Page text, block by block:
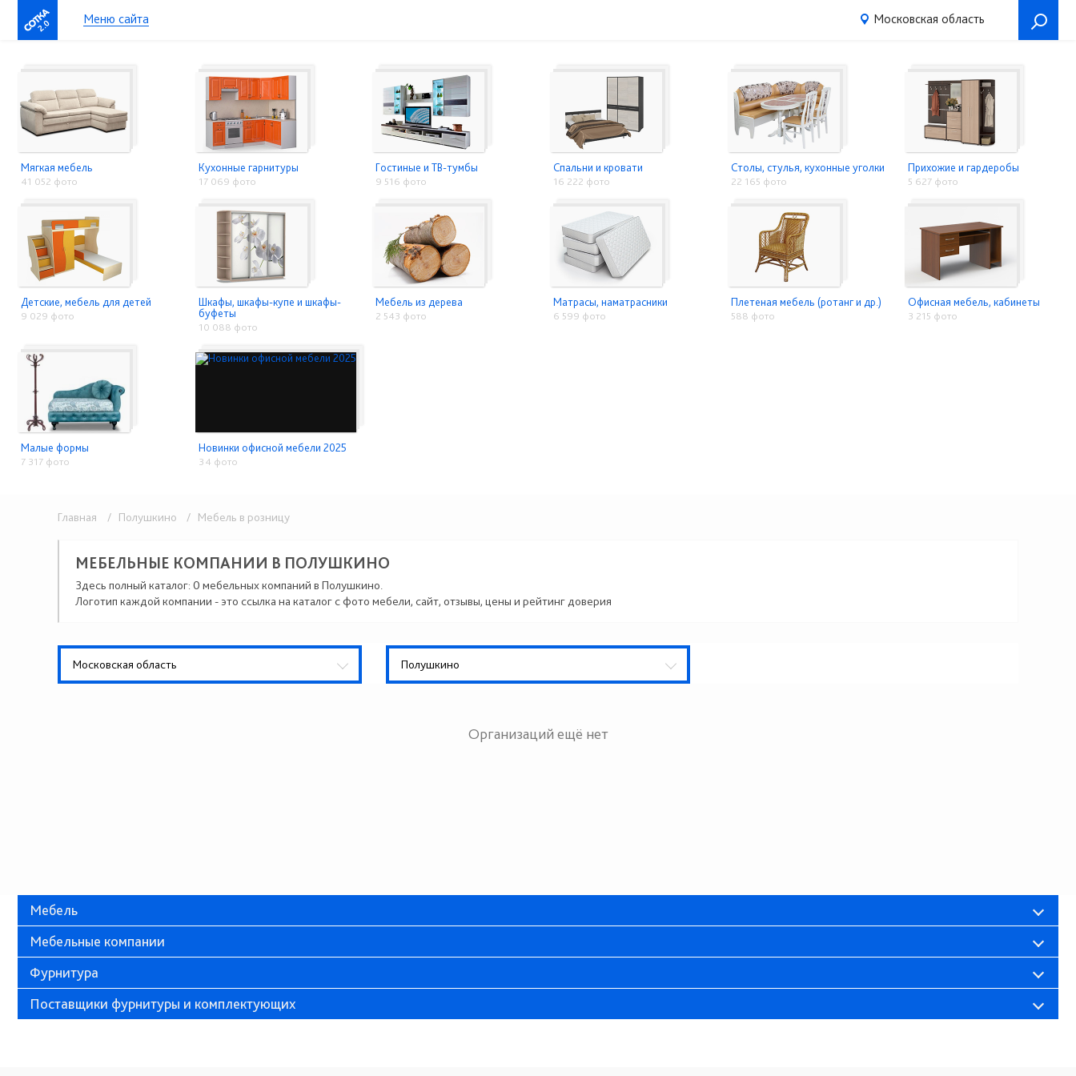
2.0 Меню сайта Московская область
Мягкая мебель
41 052 фото
Кухонные гарнитуры
17 069 фото
Гостиные и ТВ-тумбы
9 516 фото
Спальни и кровати
16 222 фото
Столы, стулья, кухонные уголки
22 165 фото
Прихожие и гардеробы
5 627 фото
Детские, мебель для детей
9 029 фото
Шкафы, шкафы-купе и шкафы-
буфеты
10 088 фото
Мебель из дерева
2 543 фото
Матрасы, наматрасники
6 599 фото
Плетеная мебель (ротанг и др.)
588 фото
Офисная мебель, кабинеты
3 215 фото
Малые формы
7 317 фото
Новинки офисной мебели 2025
34 фото
Главная / Полушкино / Мебель в розницу
МЕБЕЛЬНЫЕ КОМПАНИИ В ПОЛУШКИНО
Здесь полный каталог: 0 мебельных компаний в Полушкино.
Логотип каждой компании - это ссылка на каталог с фото мебели, сайт, отзывы, цены и рейтинг доверия
Московская область Полушкино
Организаций ещё нет
Мебель
Мебельные компании
Фурнитура
Поставщики фурнитуры и комплектующих